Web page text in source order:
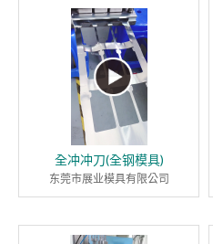
全冲冲刀(全钢模具)
东莞市展业模具有限公司